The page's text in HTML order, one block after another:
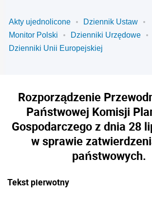
Akty ujednolicone
Dziennik Ustaw
Monitor Polski
Dzienniki Urzędowe
Dzienniki Unii Europejskiej
Rozporządzenie
Państwowej Komisji
Gospodarczego z dnia 28
w sprawie
państwowych.
Tekst pierwotny